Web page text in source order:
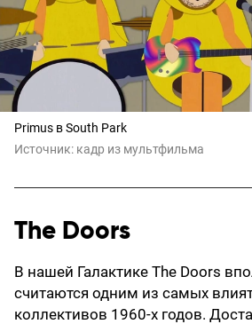
Primus в South Park
Источник: кадр из мультфильма
The Doors
В нашей Галактике The Doors
считаются одним из самых
коллективов 1960-х годов.